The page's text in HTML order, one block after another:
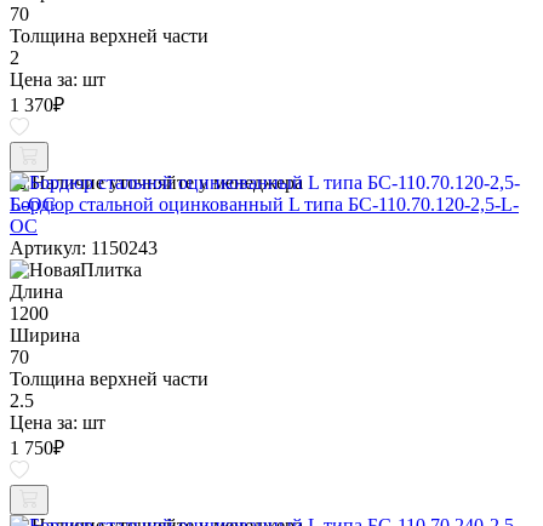
70
Толщина верхней части
2
Цена за: шт
1 370₽
Наличие уточняйте у менеджера
Бордюр стальной оцинкованный L типа БС-110.70.120-2,5-L-
ОС
Артикул: 1150243
Длина
1200
Ширина
70
Толщина верхней части
2.5
Цена за: шт
1 750₽